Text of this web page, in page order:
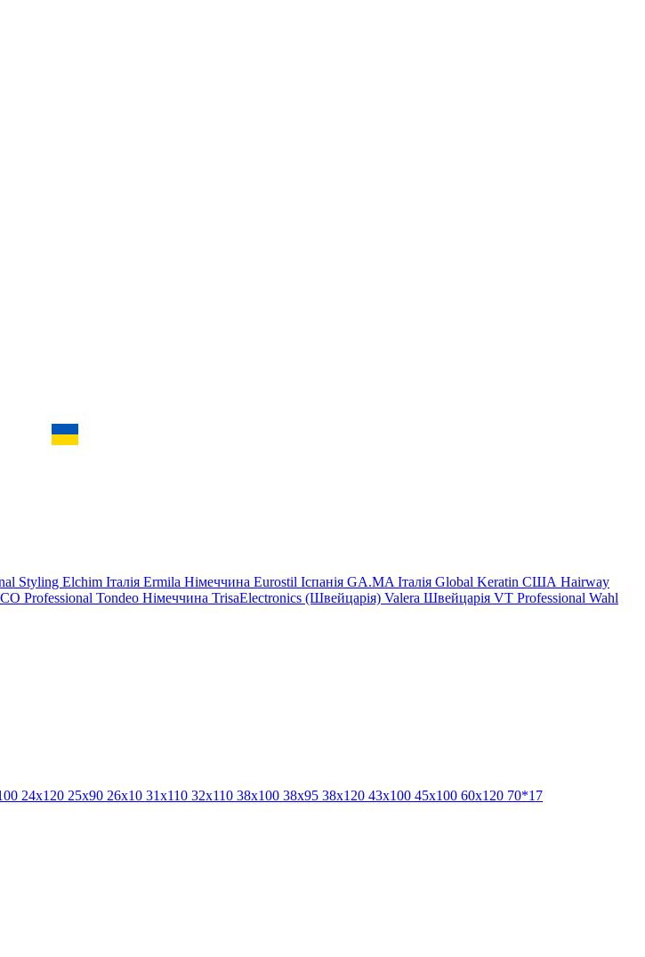
Styling Elchim Італія Ermila Німеччина Eurostil Іспанія GA.MA Італія Global Keratin США Hairway
Professional Tondeo Німеччина TrisaElectronics (Швейцарія) Valera Швейцарія VT Professional Wahl
24х120 25x90 26х10 31х110 32х110 38x100 38x95 38х120 43x100 45х100 60x120 70*17